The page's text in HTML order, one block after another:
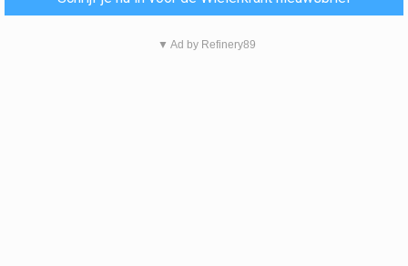
▼ Ad by Refinery89